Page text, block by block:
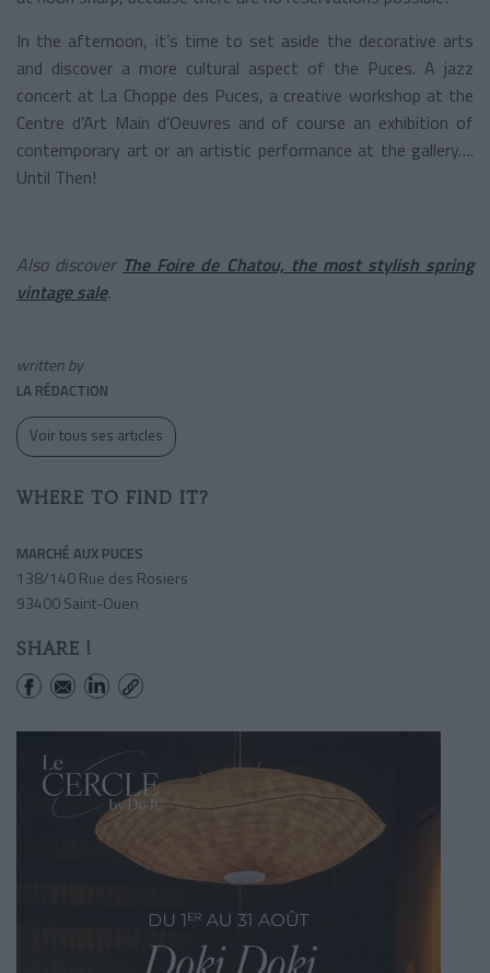
In the afternoon, it’s time to set aside the decorative arts
and discover a more cultural aspect of the Puces. A jazz
concert at La Choppe des Puces, a creative workshop at the
Centre d’Art Main d’Oeuvres and of course an exhibition of
contemporary art or an artistic performance at the gallery….
Until Then!
Also discover The Foire de Chatou, the most stylish spring
vintage sale.
written by
LA RÉDACTION
Voir tous ses articles
WHERE TO FIND IT?
MARCHÉ AUX PUCES
138/140 Rue des Rosiers
93400 Saint-Ouen
SHARE !